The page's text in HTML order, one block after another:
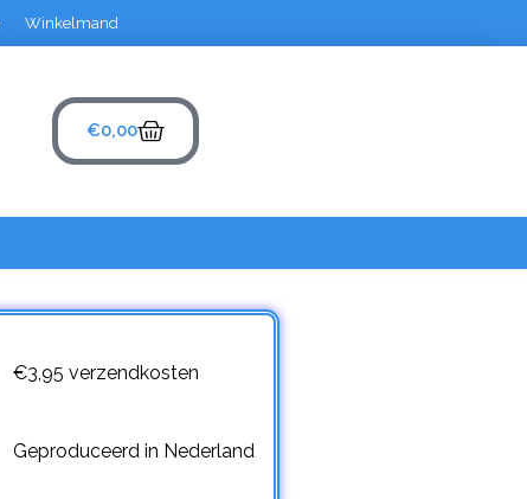
Winkelmand
€0,00
€3,95 verzendkosten
Geproduceerd in Nederland